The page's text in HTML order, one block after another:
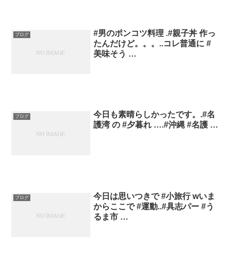
ブログ
#男のポンコツ料理 .#親子丼 作っ
たんだけど。。。..コレ普通に #
美味そう …
ブログ
今日も素晴らしかったです。.#名
護湾 の #夕暮れ ….#沖縄 #名護 …
ブログ
今日は思いつきで #小旅行 wいま
からここで #運動..#具志パー #う
るま市 …